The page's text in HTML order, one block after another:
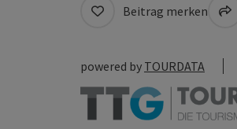
Beitrag merken
powered by TOURDATA